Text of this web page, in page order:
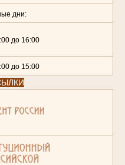
дни:
до 16:00
до 15:00